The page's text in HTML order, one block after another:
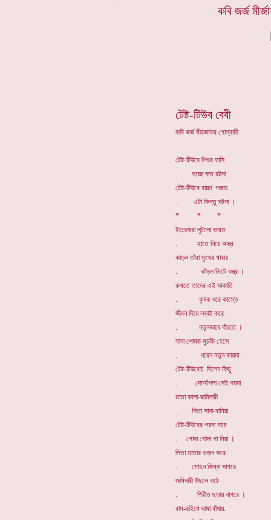
কবি জর্জ
টেষ্ট-টিউব বেবী
কবি জর্জ মীরজাফর গোস্বামী
টেষ্ট-টিউবে শিশুর হাসি
. হচ্ছে কত রটনা
টেষ্ট-টিউবে বাচ্চা গজায়
. এটা কিন্তু ঘটনা ।
* * *
ইংরেজরা লুটলো ভারত
. হাতে নিয়ে অস্ত্র
কাড়ল তাঁরা মুখের খাবার
. কাঁড়ল ভিটে বস্ত্র ।
রুখতে তাদের এই ডাকাতি
. কৃষক ধরে কাস্তে
জীবন দিয়ে লড়াই করে
. নতুনভাবে বাঁচতে ।
সাদা শোষক মুচকি হেসে
. ধরেন নতুন কায়দা
টেষ্ট-টিউবেই দিলেন কিছু
. দোআঁশলা সেই পয়দা
মাতা কালা-জমিদারী
. পিতা সাদা-বানিয়া
টেষ্ট-টিউবের পয়দা নাচে
. গোদা গোদা পা নিয়া ।
পিতা মাতার ভজন করে
. মোহন কিম্বা সাগরে
জমিদারী উছলে ওঠে
. পিরীত ছড়ায় নাগরে ।
রাম-রহিমে দাঙ্গা বাঁধায়.